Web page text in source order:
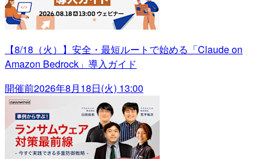
【8/18（火）】安全・最短ルートで始める「Claude on
Amazon Bedrock」導入ガイド
開催前2026年8月18日(火) 13:00